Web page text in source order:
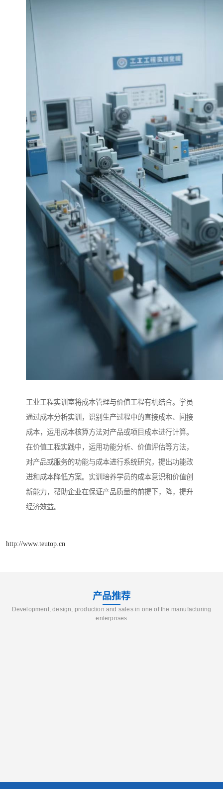
工业工程实训室将成本管理与价值工程有机结合。学员
通过成本分析实训，识别生产过程中的直接成本、间接
成本，运用成本核算方法对产品或项目成本进行计算。
在价值工程实践中，运用功能分析、价值评估等方法，
对产品或服务的功能与成本进行系统研究，提出功能改
进和成本降低方案。实训培养学员的成本意识和价值创
新能力，帮助企业在保证产品质量的前提下，降，提升
经济效益。​
http://www.teutop.cn
产品推荐
Development, design, production and sales in one of the manufacturing
enterprises